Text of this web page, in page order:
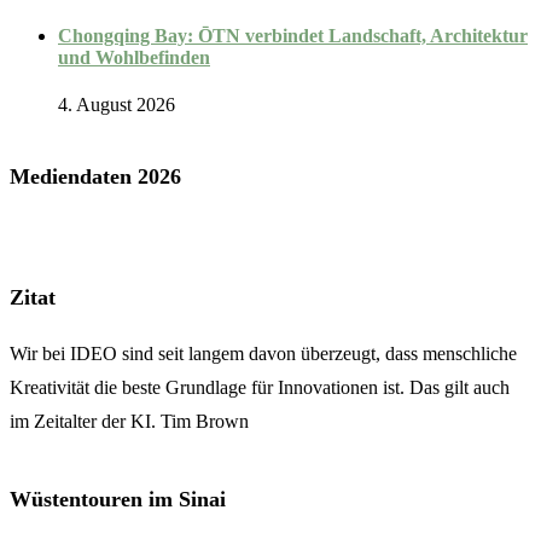
Chongqing Bay: ŌTN verbindet Landschaft, Architektur
und Wohlbefinden
4. August 2026
Mediendaten 2026
Zitat
Wir bei IDEO sind seit langem davon überzeugt, dass menschliche
Kreativität die beste Grundlage für Innovationen ist. Das gilt auch
im Zeitalter der KI. Tim Brown
Wüstentouren im Sinai